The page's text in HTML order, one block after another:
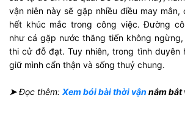
vận niên này sẽ gặp nhiều điều may
hết khúc mắc trong công việc. Đường
như cá gặp nước thăng tiến không
thi cử đỗ đạt. Tuy nhiên, trong tình duyên
giữ mình cẩn thận và sống thuỷ chung.
➤Đọc thêm: Xem bói bài thời vận nắm bắt